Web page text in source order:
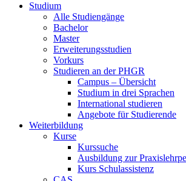
Studium
Alle Studiengänge
Bachelor
Master
Erweiterungsstudien
Vorkurs
Studieren an der PHGR
Campus – Übersicht
Studium in drei Sprachen
International studieren
Angebote für Studierende
Weiterbildung
Kurse
Kurssuche
Ausbildung zur
Kurs Schulassistenz